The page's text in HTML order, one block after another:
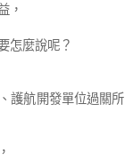
，
怎麼說呢？
護航開發單位過關所